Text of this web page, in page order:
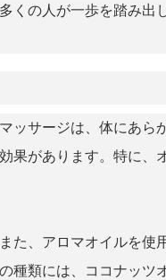
くの人が一歩を踏み出
ッサージは、体にあら
果があります。特に、
た、アロマオイルを使
種類には、ココナッツ